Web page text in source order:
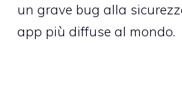
un grave bug alla
app più diffuse al mondo.